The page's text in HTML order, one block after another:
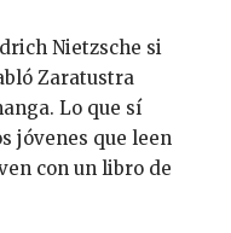
Nietzsche si
Zaratustra
Lo que sí
jóvenes que leen
con un libro de